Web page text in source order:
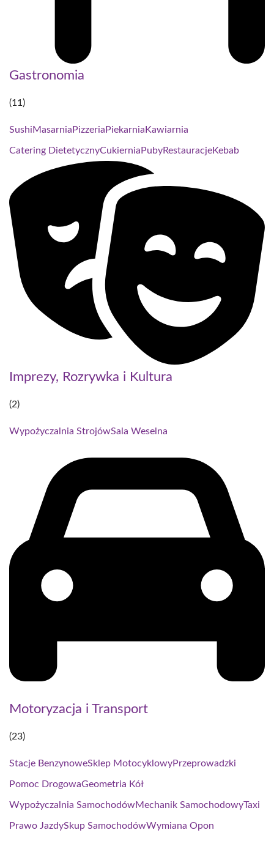
Gastronomia
(11)
SushiMasarnia Pizzeria Piekarnia Kawiarnia
Catering DietetycznyCukiernia PubyRestauracjeKebab
Imprezy, Rozrywka i Kultura
(2)
Wypożyczalnia StrojówSala Weselna
Motoryzacja i Transport
(23)
Stacje BenzynoweSklep MotocyklowyPrzeprowadzki
Pomoc DrogowaGeometria Kół
Wypożyczalnia SamochodówMechanik SamochodowyTaxi
Prawo JazdySkup SamochodówWymiana Opon